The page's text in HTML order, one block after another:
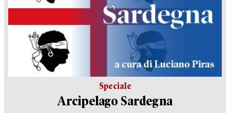
Speciale
Arcipelago Sardegna